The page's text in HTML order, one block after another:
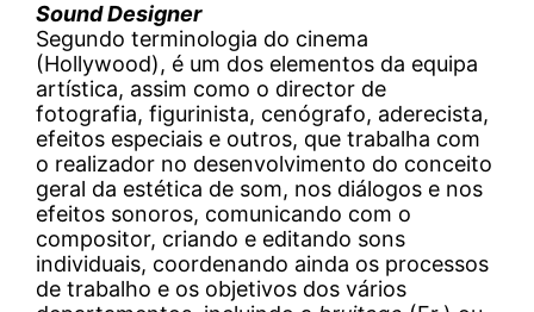
Sound Designer
Segundo terminologia do cinema
(Hollywood), é um dos elementos da equipa
artística, assim como o director de
fotografia, figurinista, cenógrafo, aderecista,
efeitos especiais e outros, que trabalha com
o realizador no desenvolvimento do conceito
geral da estética de som, nos diálogos e nos
efeitos sonoros, comunicando com o
compositor, criando e editando sons
individuais, coordenando ainda os processos
de trabalho e os objetivos dos vários